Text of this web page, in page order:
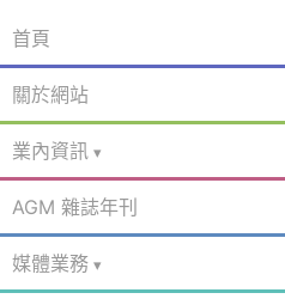
首頁
關於網站
業內資訊
AGM 雜誌年刊
媒體業務